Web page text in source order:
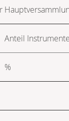
Anteil
%